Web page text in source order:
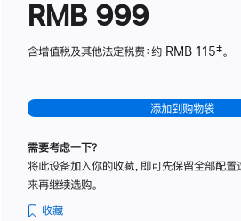
RMB 999
含增值税及其他法定税费：约 RMB 115‡。
添加到购物袋
需要考虑一下？
将此设备加入你的收藏，即可先保留全部配置
来再继续选购。
收藏